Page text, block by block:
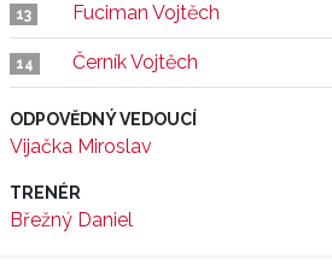
13 Fuciman Vojtěch
14 Černík Vojtěch
ODPOVĚDNÝ VEDOUCÍ
Vijačka Miroslav
TRENÉR
Břežný Daniel